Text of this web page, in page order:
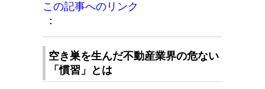
この記事へのリンク
：
空き巣を生んだ不動産業界の危ない
「慣習」とは